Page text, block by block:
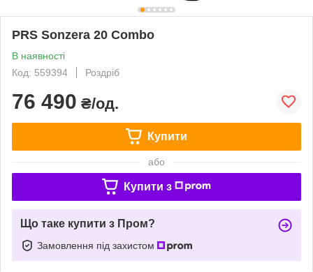
PRS Sonzera 20 Combo
В наявності
Код: 559394
Роздріб
76 490 ₴/од.
Купити
або
Купити з
Що таке купити з Пром?
Замовлення під захистом